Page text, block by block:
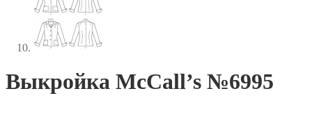
Выкройка McCall’s №6995